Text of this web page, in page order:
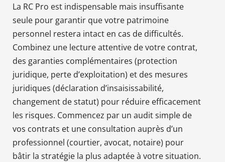
La RC Pro est indispensable mais insuffisante
seule pour garantir que votre patrimoine
personnel restera intact en cas de difficultés.
Combinez une lecture attentive de votre contrat,
des garanties complémentaires (protection
juridique, perte d’exploitation) et des mesures
juridiques (déclaration d’insaisissabilité,
changement de statut) pour réduire efficacement
les risques. Commencez par un audit simple de
vos contrats et une consultation auprès d’un
professionnel (courtier, avocat, notaire) pour
bâtir la stratégie la plus adaptée à votre situation.